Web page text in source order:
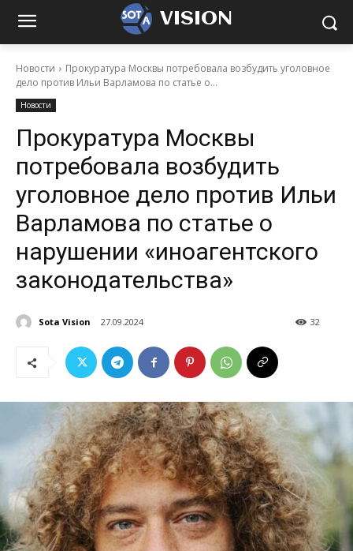
VISION
Новости
Прокуратура Москвы потребовала возбудить уголовное
дело против Ильи Варламова по статье о...
Новости
Прокуратура Москвы
потребовала возбудить
уголовное дело против Ильи
Варламова по статье о
нарушении «иноагентского
законодательства»
Sota Vision 27.09.2024 32